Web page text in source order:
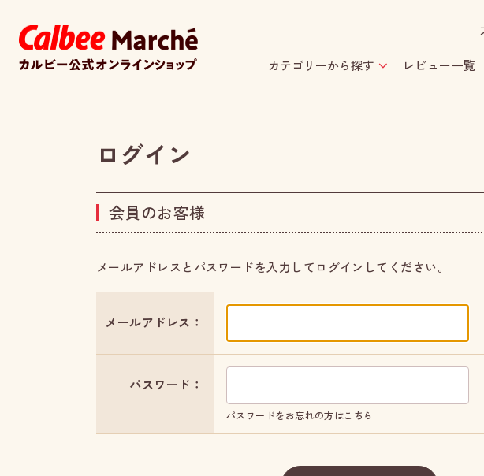
カテゴリーから探す レビュー一覧
ログイン
会員のお客様
メールアドレスとパスワードを入力してログインしてください。
メールアドレス：
パスワード：
パスワードをお忘れの方はこちら